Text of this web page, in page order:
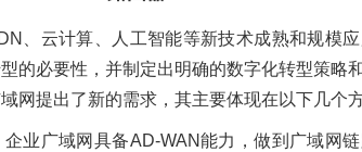
、云计算、人工智能等新技术成熟和规模
的必要性，并制定出明确的数字化转型策略
网提出了新的需求，其主要体现在以下几个方
企业广域网具备AD-WAN能力，做到广域网